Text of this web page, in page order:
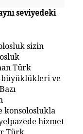
seviyedeki
sizin
Türk
büyüklükleri ve
konsoloslukla
hizmet
Türk